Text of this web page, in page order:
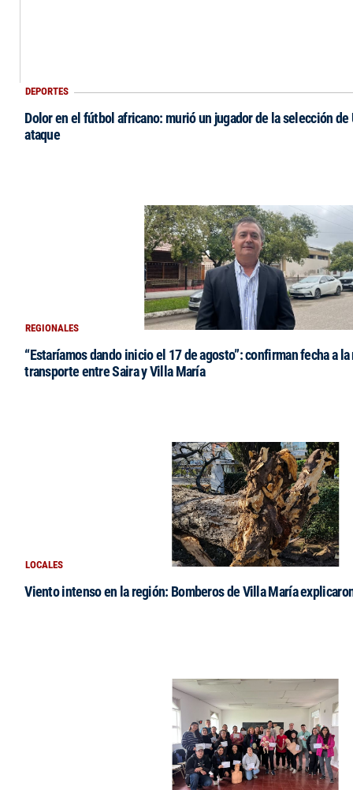
DEPORTES
Dolor en el fútbol africano: murió un jugador de la selección
ataque
REGIONALES
“Estaríamos dando inicio el 17 de agosto”: confirman fecha a
transporte entre Saira y Villa María
LOCALES
Viento intenso en la región: Bomberos de Villa María